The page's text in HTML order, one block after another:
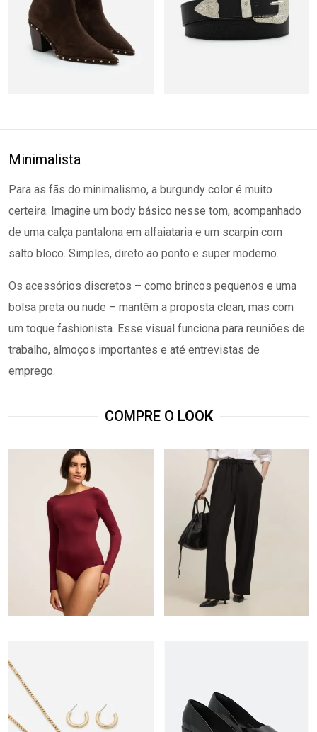
Minimalista
Para as fãs do minimalismo, a burgundy color é muito
certeira. Imagine um body básico nesse tom, acompanhado
de uma calça pantalona em alfaiataria e um scarpin com
salto bloco. Simples, direto ao ponto e super moderno.
Os acessórios discretos – como brincos pequenos e uma
bolsa preta ou nude – mantêm a proposta clean, mas com
um toque fashionista. Esse visual funciona para reuniões de
trabalho, almoços importantes e até entrevistas de
emprego.
COMPRE O LOOK